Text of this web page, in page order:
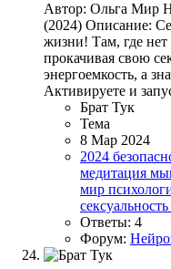
Автор: Ольга Мир
(2024) Описание:
жизни! Там, где
прокачивая свою
энергоемкость, а
Активируете и
Брат Тук
Тема
8 Мар 2024
2024
медитация
мир
сексуальность
Ответы: 4
Форум: